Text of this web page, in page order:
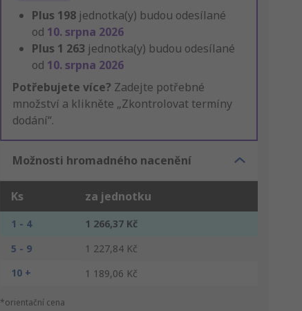
Plus 198 jednotka(y) budou odesílané
od 10. srpna 2026
Plus 1 263 jednotka(y) budou odesílané
od 10. srpna 2026
Potřebujete více? Zadejte potřebné
množství a klikněte „Zkontrolovat termíny
dodání“.
Možnosti hromadného nacenění
Ks za jednotku
1 - 4
1 266,37 Kč
5 - 9
1 227,84 Kč
10 +
1 189,06 Kč
*orientační cena